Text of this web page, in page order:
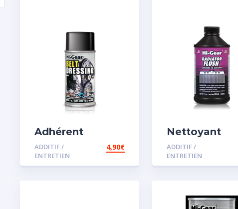
Adhérent
courroie
ADDITIF /
ENTRETIEN
4,90€
Nettoyant
radiateur
ADDITIF /
ENTRETIEN